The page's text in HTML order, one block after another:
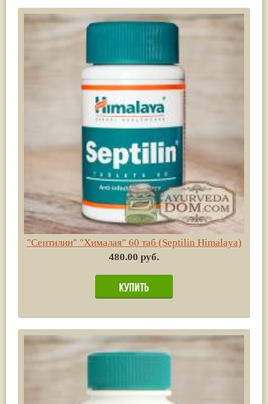
"Септилин" "Хималая" 60 таб (Septilin Himalaya)
480.00 руб.